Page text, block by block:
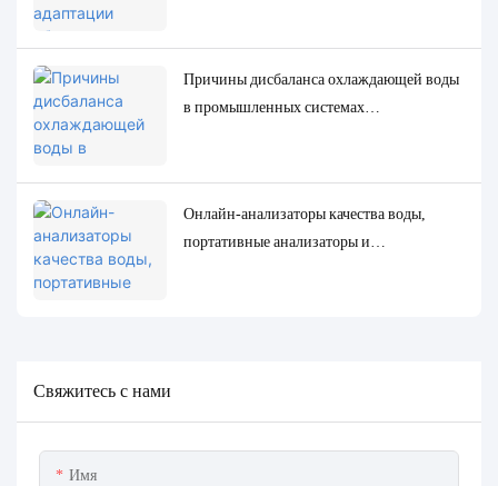
Причины дисбаланса охлаждающей воды
в промышленных системах
Онлайн-анализаторы качества воды,
портативные анализаторы и
Свяжитесь с нами
Имя